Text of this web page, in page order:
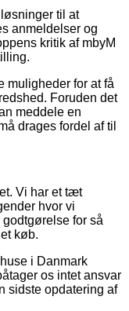
til at
anmeldelser og
kritik af mbyM
muligheder for at få
Foruden det
meddele en
drages fordel af til
Vi har et tæt
hvor vi
for så
køb.
i Danmark
os intet ansvar
sidste opdatering af